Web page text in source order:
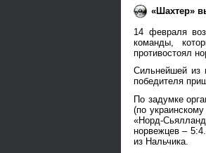
«Шахтер»
14 февраля
команды,
противостоял
Сильнейшей из
победителя
По задумке
(по
«Норд-
норвежцев –
из Нальчика.